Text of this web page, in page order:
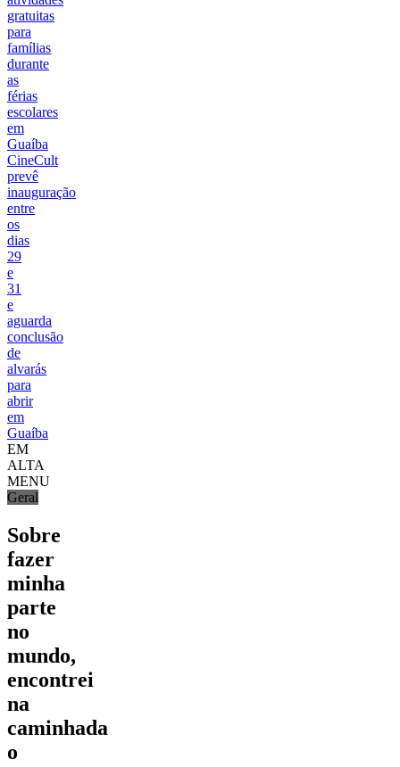
gratuitas
para
famílias
durante
as
férias
escolares
em
Guaíba
CineCult
prevê
inauguração
entre
os
dias
29
e
31
e
aguarda
conclusão
de
alvarás
para
abrir
em
Guaíba
EM
ALTA
MENU
Geral
Sobre
fazer
minha
parte
no
mundo,
encontrei
na
caminhada
o